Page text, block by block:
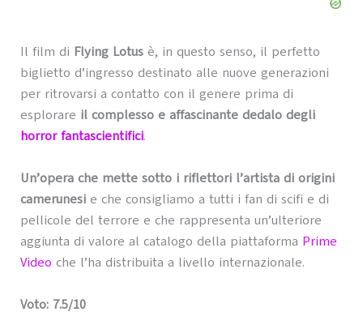
Il film di Flying Lotusè, in questo senso, il perfetto
biglietto d’ingresso destinato alle nuove generazioni
per ritrovarsi a contatto con il genere prima di
esplorare il complesso e affascinante dedalo degli
horror fantascientifici.
Un’opera che mette sotto i riflettori l’artista di origini
camerunesie che consigliamo a tutti i fan di scifi e di
pellicole del terrore e che rappresenta un’ulteriore
aggiunta di valore al catalogo della piattaforma Prime
Video che l’ha distribuita a livello internazionale.
Voto: 7.5/10